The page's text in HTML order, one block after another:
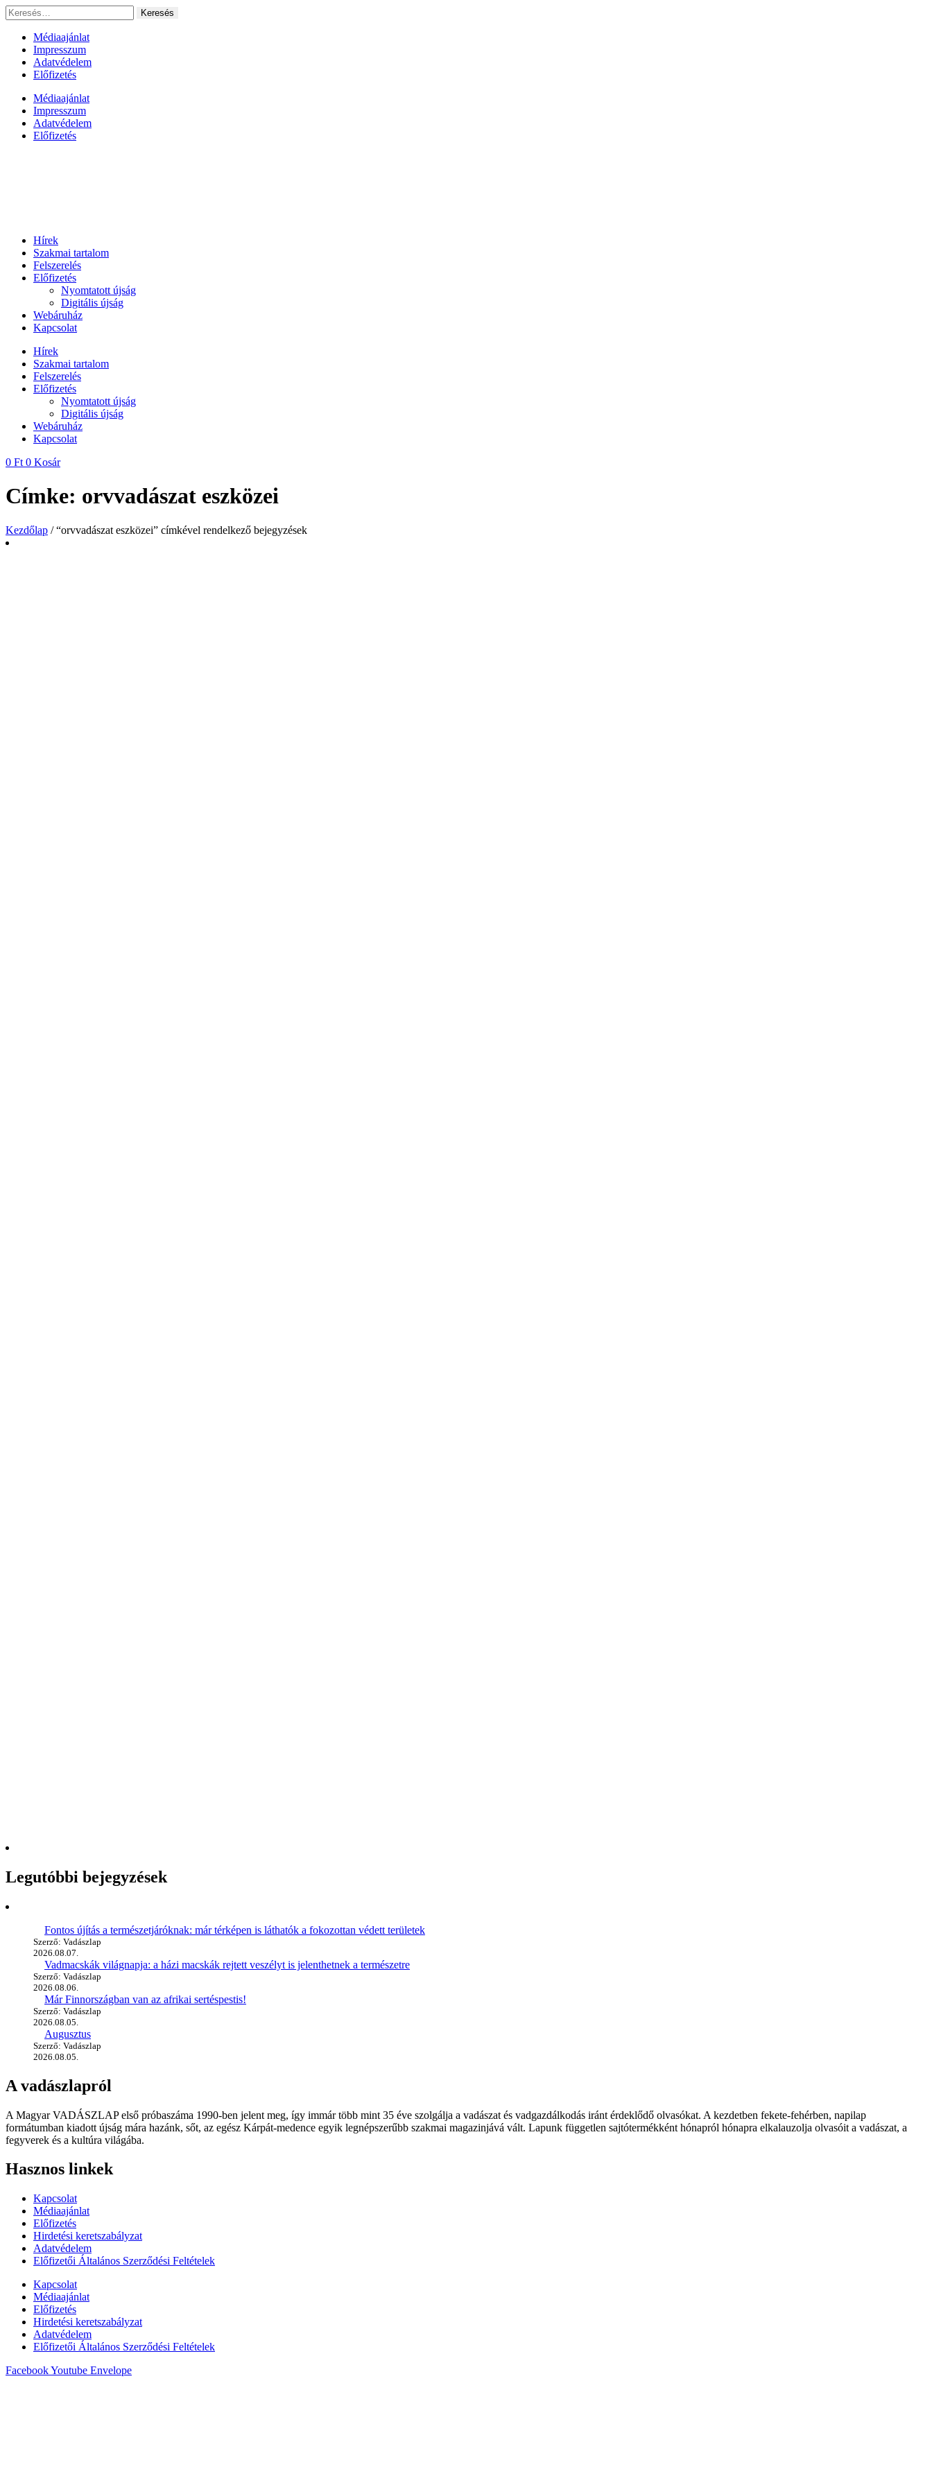
Ugrás
a
tartalomhoz
Keresés:
Médiaajánlat
Impresszum
Adatvédelem
Előfizetés
Médiaajánlat
Impresszum
Adatvédelem
Előfizetés
Hírek
Szakmai tartalom
Felszerelés
Előfizetés
Nyomtatott újság
Digitális újság
Webáruház
Kapcsolat
Hírek
Szakmai tartalom
Felszerelés
Előfizetés
Nyomtatott újság
Digitális újság
Webáruház
Kapcsolat
0 Ft 0 Kosár
Címke: orvvadászat eszközei
Kezdőlap / “orvvadászat eszközei” címkével rendelkező bejegyzések
Legutóbbi bejegyzések
Fontos újítás a természetjáróknak: már térképen is láthatók a fokozottan védett területek
Szerző: Vadászlap
2026.08.07.
Vadmacskák világnapja: a házi macskák rejtett veszélyt is jelenthetnek a természetre
Szerző: Vadászlap
2026.08.06.
Már Finnországban van az afrikai sertéspestis!
Szerző: Vadászlap
2026.08.05.
Augusztus
Szerző: Vadászlap
2026.08.05.
A vadászlapról
A Magyar VADÁSZLAP első próbaszáma 1990-ben jelent meg, így immár több mint 35 éve szolgálja a vadászat és vadgazdálkodás iránt érdeklődő olvasókat. A kezdetben fekete-fehérben, napilap
formátumban kiadott újság mára hazánk, sőt, az egész Kárpát-medence egyik legnépszerűbb szakmai magazinjává vált. Lapunk független sajtótermékként hónapról hónapra elkalauzolja olvasóit a vadászat, a
fegyverek és a kultúra világába.
Hasznos linkek
Kapcsolat
Médiaajánlat
Előfizetés
Hirdetési keretszabályzat
Adatvédelem
Előfizetői Általános Szerződési Feltételek
Kapcsolat
Médiaajánlat
Előfizetés
Hirdetési keretszabályzat
Adatvédelem
Előfizetői Általános Szerződési Feltételek
FacebookYoutube Envelope